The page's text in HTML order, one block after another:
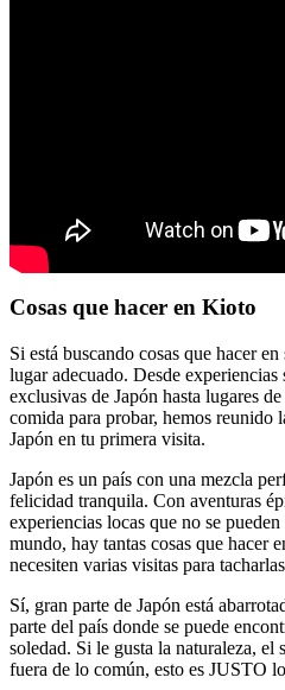
Cosas que hacer en Kioto
Si está buscando cosas que hacer
lugar adecuado. Desde experiencias
exclusivas de Japón hasta lugares
comida para probar, hemos reunido
Japón en tu primera visita.
Japón es un país con una mezcla
felicidad tranquila. Con aventuras
experiencias locas que no se
mundo, hay tantas cosas que hacer
necesiten varias visitas para
Sí, gran parte de Japón está
parte del país donde se puede
soledad. Si le gusta la naturaleza, el
fuera de lo común, esto es JUSTO